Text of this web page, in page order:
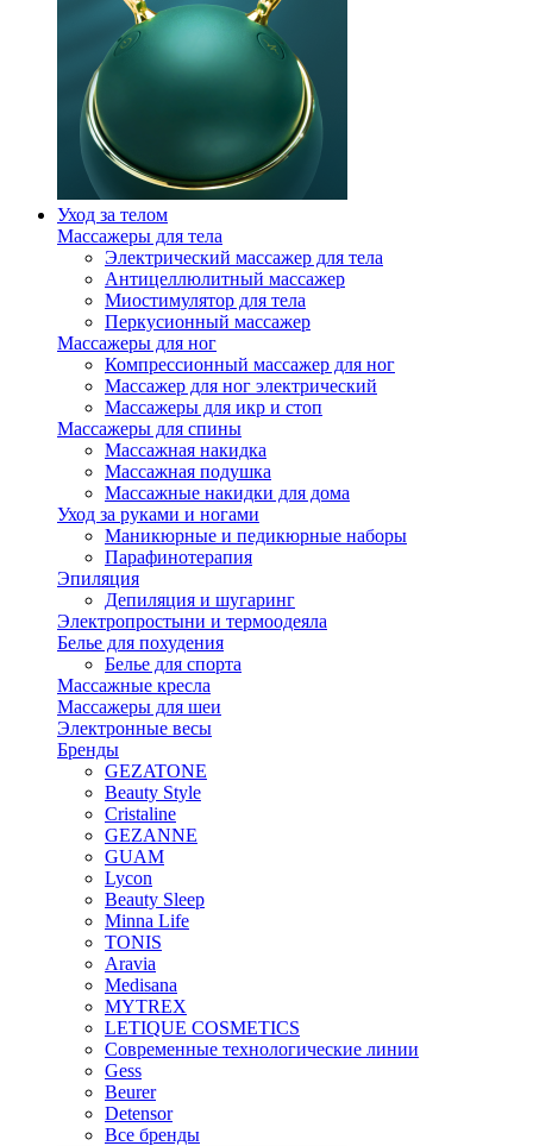
Уход за телом
Массажеры для тела
Электрический массажер для тела
Антицеллюлитный массажер
Миостимулятор для тела
Перкусионный массажер
Массажеры для ног
Компрессионный массажер для ног
Массажер для ног электрический
Массажеры для икр и стоп
Массажеры для спины
Массажная накидка
Массажная подушка
Массажные накидки для дома
Уход за руками и ногами
Маникюрные и педикюрные наборы
Парафинотерапия
Эпиляция
Депиляция и шугаринг
Электропростыни и термоодеяла
Белье для похудения
Белье для спорта
Массажные кресла
Массажеры для шеи
Электронные весы
Бренды
GEZATONE
Beauty Style
Cristaline
GEZANNE
GUAM
Lycon
Beauty Sleep
Minna Life
TONIS
Aravia
Medisana
MYTREX
LETIQUE COSMETICS
Современные технологические линии
Gess
Beurer
Detensor
Все бренды